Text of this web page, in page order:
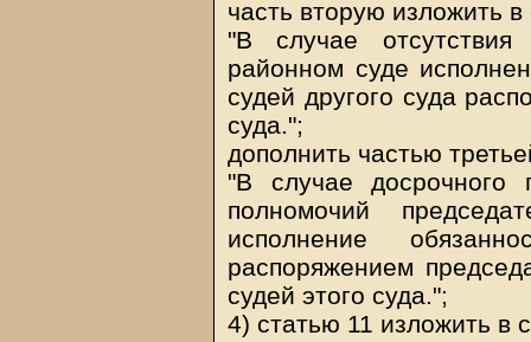
часть вторую изложить
"В случае
районном суде
судей другого суда
суда.";
дополнить частью
"В случае досрочного
полномочий
исполнение
распоряжением
судей этого суда.";
4) статью 11 изложить в